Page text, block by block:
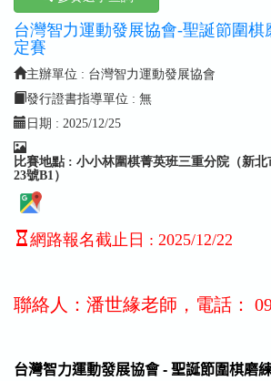
台灣智力運動發展協會-聖誕節圍棋
定賽
主辦單位 : 台灣智力運動發展協會
發行證書指導單位 : 無
日期 : 2025/12/25
比賽地點 : 小小林圍棋菁英班三重分院（新
23號B1）
網路報名截止日 : 2025/12/22
聯絡人：潘世緣老師，電話：